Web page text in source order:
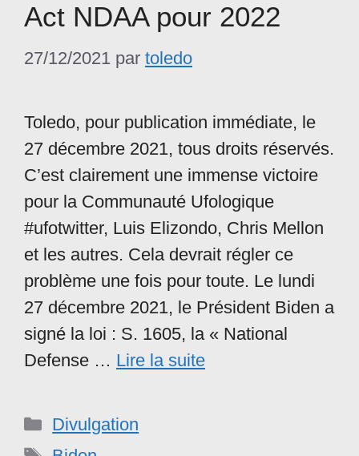
Act NDAA pour 2022
27/12/2021 par toledo
Toledo, pour publication immédiate, le
27 décembre 2021, tous droits réservés.
C’est clairement une immense victoire
pour la Communauté Ufologique
#ufotwitter, Luis Elizondo, Chris Mellon
et les autres. Cela devrait régler ce
problème une fois pour toute. Le lundi
27 décembre 2021, le Président Biden a
signé la loi : S. 1605, la « National
Defense … Lire la suite
Catégories
Divulgation